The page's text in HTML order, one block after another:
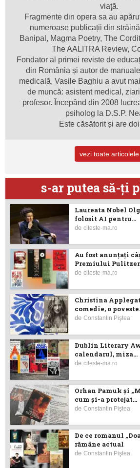
viaţă.
Fragmente din opera sa au
numeroase publicații din
Banipal, Magma Poetry, The
The AALITRA Review,
Fondator al primei reviste de
din România și autor de
medicală, Vasile Baghiu a avut
de muncă: asistent medical,
profesor. Începând din 2008
psiholog la D.S.P.
Este căsătorit și are
vezi toate articolele
s-ar putea să-ţi
Laureata Nobel
folosit AI pentru...
deciteste-ma.ro
Au fost anunţaţi
Premiului Pulitzer
deciteste-ma.ro
Christina
comedie, o
deConstantin Piştea
Dublin Literary
calendarul, miza...
deciteste-ma.ro
Orhan Pamuk și
cum și-a protejat...
deConstantin Piştea
De ce romanul
rămâne actual
deConstantin Piştea